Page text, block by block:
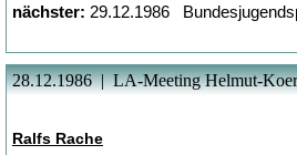
nächster: 29.12.1986
28.12.1986 | LA-Meeting Helmut-
Ralfs Rache